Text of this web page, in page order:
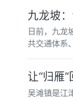
九龙坡
日前，九龙
共交通体系
让“归雁
吴滩镇是江